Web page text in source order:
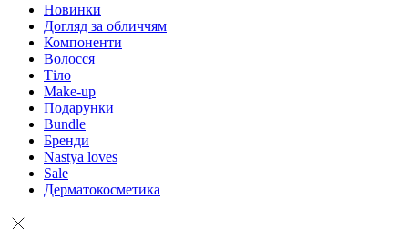
Новинки
Догляд за обличчям
Компоненти
Волосся
Тіло
Make-up
Подарунки
Bundle
Бренди
Nastya loves
Sale
Дерматокосметика